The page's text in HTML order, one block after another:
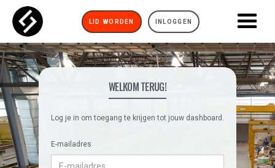
LID WORDEN INLOGGEN
WELKOM TERUG!
Log je in om toegang te krijgen tot jouw dashboard.
E-mailadres